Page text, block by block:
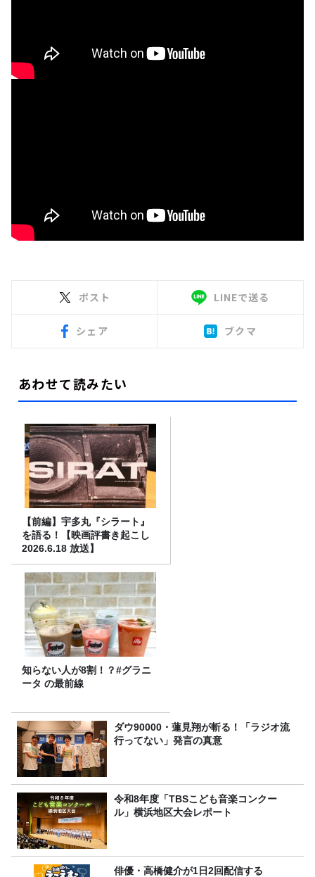
ポスト LINEで送る
シェア ブクマ
あわせて読みたい
【前編】宇多丸『シラート』
を語る！【映画評書き起こし
2026.6.18 放送】
知らない人が8割！？#グラニ
ータ の最前線
ダウ90000・蓮見翔が斬る！「ラジオ流
行ってない」発言の真意
令和8年度「TBSこども音楽コンクー
ル」横浜地区大会レポート
俳優・高橋健介が1日2回配信する